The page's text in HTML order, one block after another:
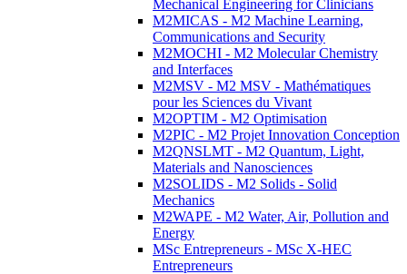
Mechanical Engineering for Clinicians
M2MICAS - M2 Machine Learning,
Communications and Security
M2MOCHI - M2 Molecular Chemistry
and Interfaces
M2MSV - M2 MSV - Mathématiques
pour les Sciences du Vivant
M2OPTIM - M2 Optimisation
M2PIC - M2 Projet Innovation Conception
M2QNSLMT - M2 Quantum, Light,
Materials and Nanosciences
M2SOLIDS - M2 Solids - Solid
Mechanics
M2WAPE - M2 Water, Air, Pollution and
Energy
MSc Entrepreneurs - MSc X-HEC
Entrepreneurs